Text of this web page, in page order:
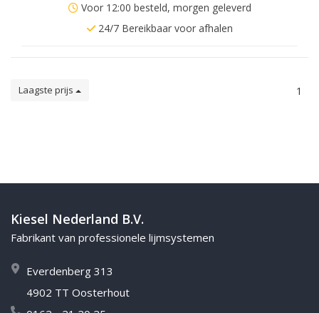
Voor 12:00 besteld, morgen geleverd
24/7 Bereikbaar voor afhalen
Laagste prijs 1
Kiesel Nederland B.V.
Fabrikant van professionele lijmsystemen
Everdenberg 313
4902 TT Oosterhout